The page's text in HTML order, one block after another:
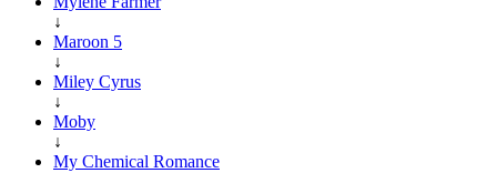
↓
Maroon 5
↓
Miley Cyrus
↓
Moby
↓
My Chemical Romance